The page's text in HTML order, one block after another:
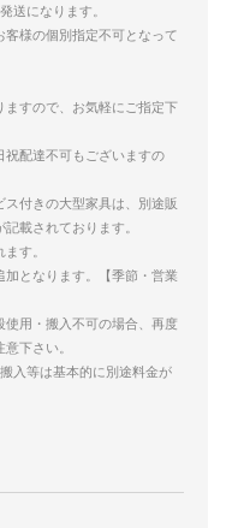
送になります。
様の個別指定不可となって
ますので、お気軽にご指定下
配達不可もございますの
付きの大型家具は、別途販
載されております。
す。
加となります。【季節・営業
用・搬入不可の場合、再度
下さい。
入等は基本的に別途料金が